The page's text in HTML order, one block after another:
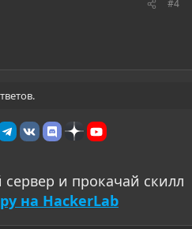
#4
и прокачай скилл
на HackerLab